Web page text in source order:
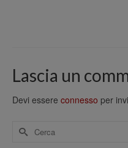
Lascia un
Devi essere connesso per
Cerca
per: